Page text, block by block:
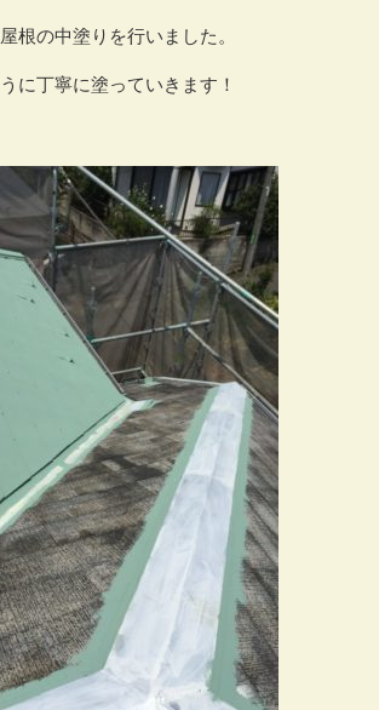
根の中塗りを行いました。
に丁寧に塗っていきます！